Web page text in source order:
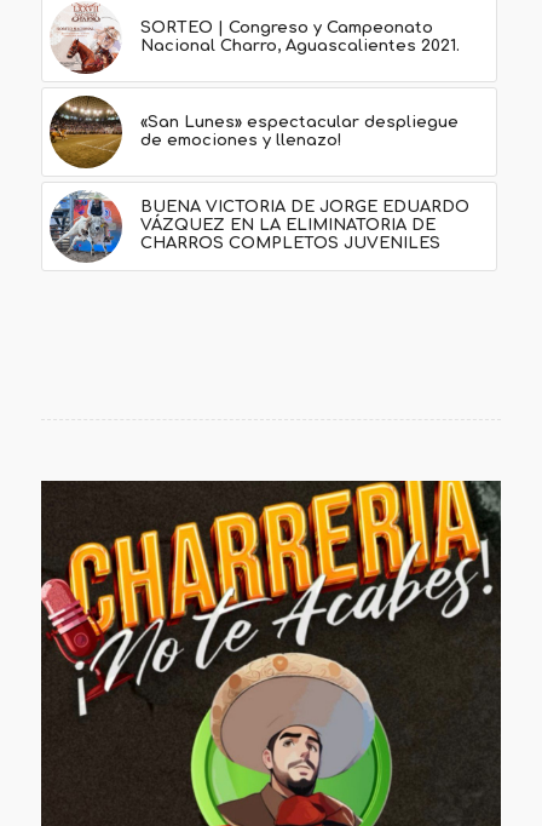
SORTEO | Congreso y Campeonato
Nacional Charro, Aguascalientes 2021.
«San Lunes» espectacular despliegue
de emociones y llenazo!
BUENA VICTORIA DE JORGE EDUARDO
VÁZQUEZ EN LA ELIMINATORIA DE
CHARROS COMPLETOS JUVENILES